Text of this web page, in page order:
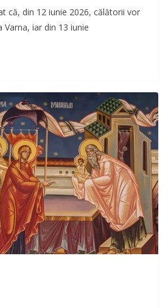
că, din 12 iunie 2026, călătorii vor
iar din 13 iunie